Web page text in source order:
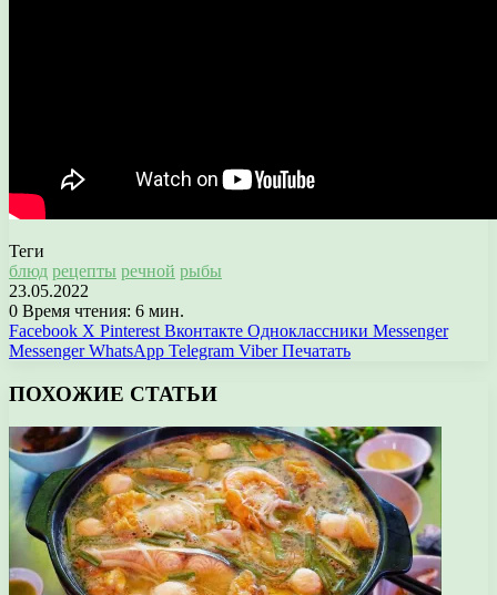
Теги
блюд рецепты речной рыбы
23.05.2022
0 Время чтения: 6 мин.
Facebook X Pinterest Вконтакте Одноклассники Messenger
Messenger WhatsApp Telegram Viber Печатать
ПОХОЖИЕ СТАТЬИ